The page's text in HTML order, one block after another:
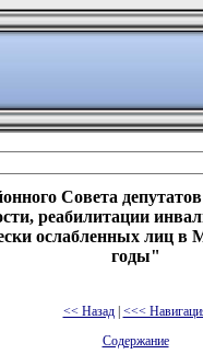
Совета
реабилитации
ослабленных лиц в
годы"
<< Назад| <<<
Содержание